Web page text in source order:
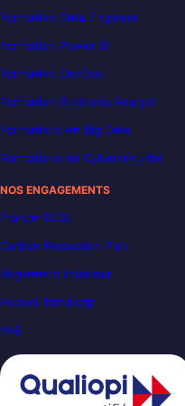
Formation Data Engineer
Formation Power BI
Formation DevOps
Formation Business Analyst
Formations en Big Data
Formations en Cybersécurité
NOS ENGAGEMENTS
France 2030
Carbon Reduction Plan
Règlement intérieur
Accueil handicap
VAE